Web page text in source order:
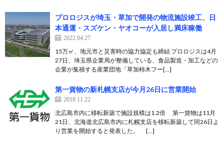
プロロジスが埼玉・草加で開発の物流施設竣工、日
本通運・スズケン・ヤオコーが入居し満床稼働
2022.04.27
15万㎡、地元市と災害時の協力協定も締結 プロロジスは4月
27日、埼玉県企業局が整備している、食品製造・加工などの
企業が集積する産業団地「草加柿木フー[…]
第一貨物の新札幌支店が今月26日に営業開始
2018.11.22
北広島市内に移転新築で施設規模は1.2倍 第一貨物は11月
21日、北海道北広島市内に札幌支店を移転新築して同26日よ
り営業を開始すると発表した。 […]